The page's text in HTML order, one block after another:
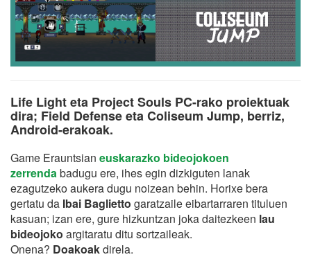
Life Light eta Project Souls PC-rako proiektuak
dira; Field Defense eta Coliseum Jump, berriz,
Android-erakoak.
Game Erauntsian euskarazko bideojokoen
zerrendabadugu ere, ihes egin dizkiguten lanak
ezagutzeko aukera dugu noizean behin. Horixe bera
gertatu da Ibai Baglietto garatzaile eibartarraren tituluen
kasuan; izan ere, gure hizkuntzan joka daitezkeen lau
bideojoko argitaratu ditu sortzaileak.
Onena? Doakoakdirela.